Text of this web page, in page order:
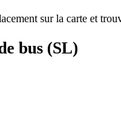
sur la carte et
bus (SL)